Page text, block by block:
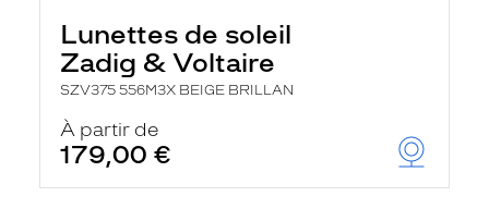
Lunettes de soleil
Zadig & Voltaire
SZV375 556M3X BEIGE BRILLAN
À partir de
179,00 €